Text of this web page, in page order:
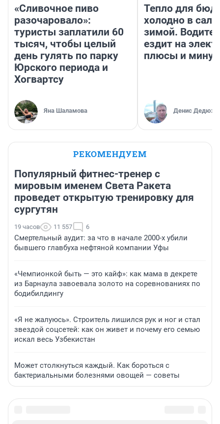
«Сливочное пиво
разочаровало»:
туристы заплатили 60
тысяч, чтобы целый
день гулять по парку
Юрского периода и
Хогвартсу
Яна Шаламова
Тепло для
холодно в
зимой.
ездит на
плюсы и
Денис
РЕКОМЕНДУЕМ
Популярный фитнес-тренер с
мировым именем Света Ракета
проведет открытую тренировку для
сургутян
19 часов 11 557 6
Смертельный аудит: за что в начале 2000-х убили
бывшего главбуха нефтяной компании Уфы
«Чемпионкой быть — это кайф»: как мама в декрете
из Барнаула завоевала золото на соревнованиях по
бодибилдингу
«Я не жалуюсь». Строитель лишился рук и ног и стал
звездой соцсетей: как он живет и почему его семью
искал весь Узбекистан
Может столкнуться каждый. Как бороться с
бактериальными болезнями овощей — советы